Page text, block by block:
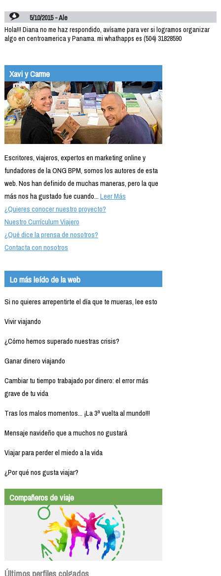
5/10/2015 - Ale
Hola!!! Diana no me haz respondido, avísame para ver si logramos organizar
algo en centroamerica y Panama. mi whathapps es (504) 31828590
Xavi y Carme
Escritores, viajeros, expertos en marketing online y
fundadores de la ONG BPM, somos los autores de esta
web. Nos han definido de muchas maneras, pero la que
más nos ha gustado fue cuando...Leer Más
¿Quieres conocer nuestro proyecto?
Nuestro Currículum Viajero
¿Qué dice la prensa de nosotros?
Contacta con nosotros
Lo más leído de la web
Si no quieres arrepentirte el día que te mueras, lee esto
Vivir viajando
¿Cómo hemos superado nuestras crisis?
Ganar dinero viajando
Cambiar tu tiempo trabajado por dinero: el error más
grave de tu vida
Tras los malos momentos... ¡La 3ª vuelta al mundo!!!
Mensaje navideño que a muchos no gustará
Viajar para perder el miedo a la vida
¿Por qué nos gusta viajar?
Compañeros de viaje